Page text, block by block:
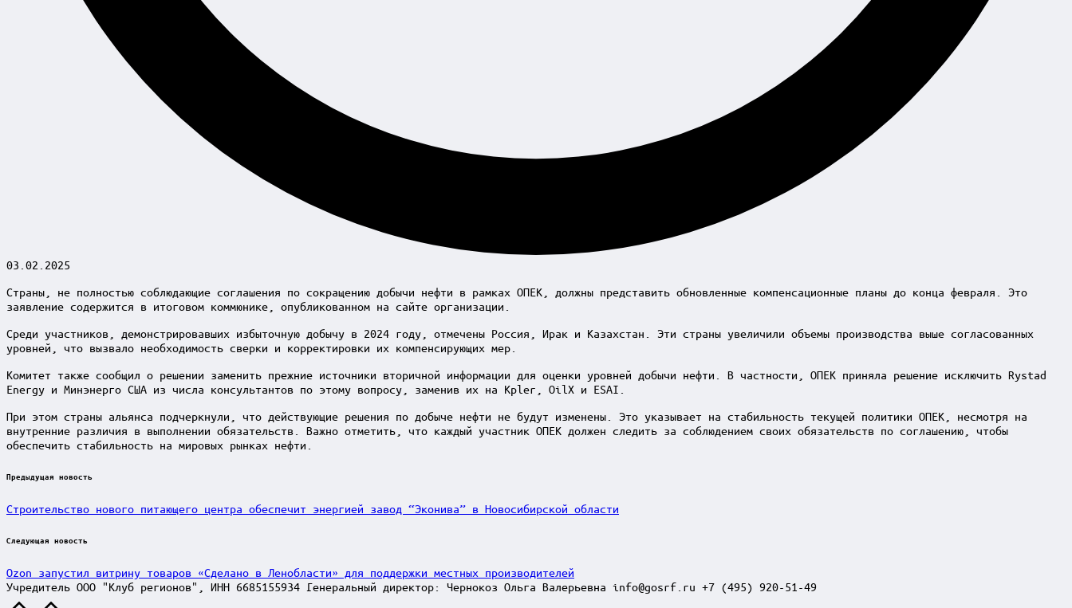
03.02.2025
Страны, не полностью соблюдающие соглашения по сокращению добычи нефти в рамках ОПЕК, должны представить обновленные компенсационные планы до конца февраля. Это
заявление содержится в итоговом коммюнике, опубликованном на сайте организации.
Среди участников, демонстрировавших избыточную добычу в 2024 году, отмечены Россия, Ирак и Казахстан. Эти страны увеличили объемы производства выше согласованных
уровней, что вызвало необходимость сверки и корректировки их компенсирующих мер.
Комитет также сообщил о решении заменить прежние источники вторичной информации для оценки уровней добычи нефти. В частности, ОПЕК приняла решение исключить Rystad
Energy и Минэнерго США из числа консультантов по этому вопросу, заменив их на Kpler, OilX и ESAI.
При этом страны альянса подчеркнули, что действующие решения по добыче нефти не будут изменены. Это указывает на стабильность текущей политики ОПЕК, несмотря на
внутренние различия в выполнении обязательств. Важно отметить, что каждый участник ОПЕК должен следить за соблюдением своих обязательств по соглашению, чтобы
обеспечить стабильность на мировых рынках нефти.
Post
Предыдущая новость
Строительство нового питающего центра обеспечит энергией завод “Эконива” в Новосибирской области
Следующая новость
Ozon запустил витрину товаров «Сделано в Ленобласти» для поддержки местных производителей
Учредитель ООО "Клуб регионов", ИНН 6685155934 Генеральный директор: Чернокоз Ольга Валерьевна info@gosrf.ru +7 (495) 920-51-49